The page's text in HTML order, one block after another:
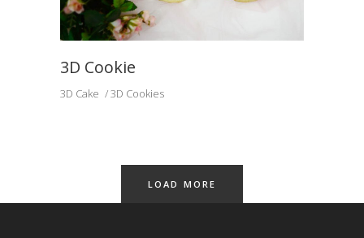
3D Cookie
3D Cake 3D Cookies
LOAD MORE